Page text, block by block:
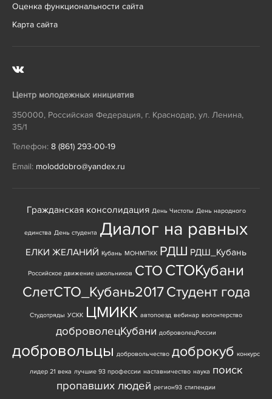
Оценка функциональности сайта
Карта сайта
Центр молодежных инициатив
350000, Российская Федерация, г. Краснодар, ул. Ленина,
35/1
Телефон: 8 (861) 293-00-19
Email: moloddobro@yandex.ru
Гражданская консолидация День Чистоты День народного
единства День студента Диалог на равных
ЕЛКИ ЖЕЛАНИЙ Кубань МОНМПКК РДШ РДШ_Кубань
Российское движение школьников СТО СТОКубани
СлетСТО_Кубань2017Студент года
Студотряды УСКК ЦМИКК автопоезд вебинар волонтерство
доброволецКубани доброволецРоссии
добровольцы добровольчество доброкуб конкурс
лидер 21 века лучшие 93 профессии наставничество наука поиск
пропавших людей регион93 стипендии